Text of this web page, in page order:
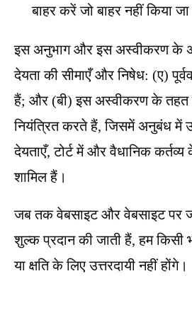
बाहर करें जो बाहर नहीं किया
इस अनुभाग और इस अस्वीकरण के
देयता की सीमाएँ और निषेध: (ए)
हैं; और (बी) इस अस्वीकरण के तहत
नियंत्रित करते हैं, जिसमें अनुबंध में
देयताएँ, टोर्ट में और वैधानिक
शामिल हैं।
जब तक वेबसाइट और वेबसाइट पर
शुल्क प्रदान की जाती हैं, हम
या क्षति के लिए उत्तरदायी नहीं होंगे।